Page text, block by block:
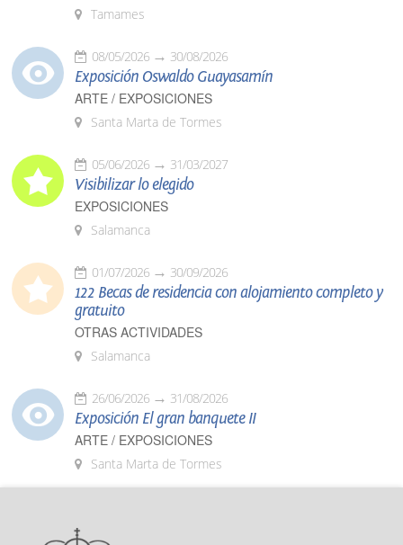
Tamames
08/05/2026 30/08/2026
Exposición Oswaldo Guayasamín
ARTE / EXPOSICIONES
Santa Marta de Tormes
05/06/2026 31/03/2027
Visibilizar lo elegido
EXPOSICIONES
Salamanca
01/07/2026 30/09/2026
122 Becas de residencia con alojamiento completo y
gratuito
OTRAS ACTIVIDADES
Salamanca
26/06/2026 31/08/2026
Exposición El gran banquete II
ARTE / EXPOSICIONES
Santa Marta de Tormes